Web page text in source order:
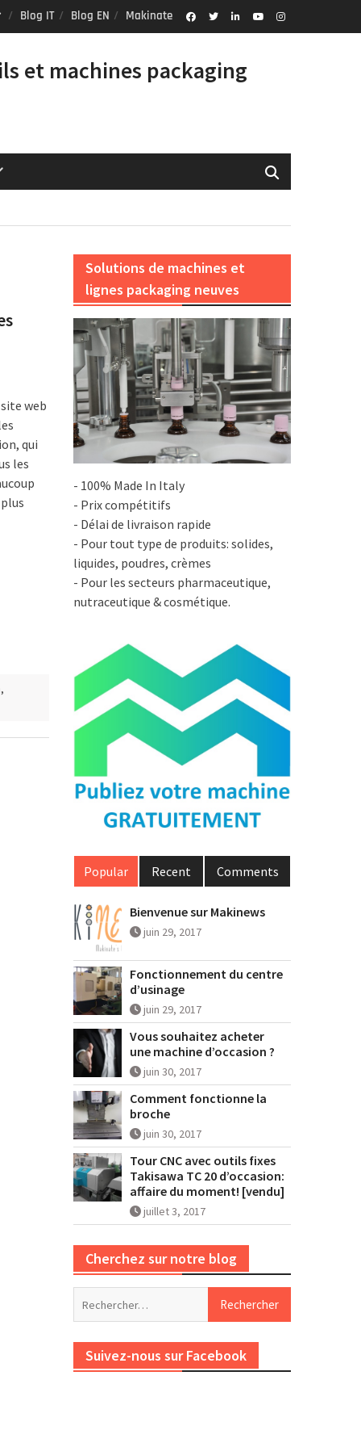
Blog IT Blog EN Makinate
et machines packaging
web
qui
les
,
Solutions de machines et
lignes packaging neuves
- 100% Made In Italy
- Prix compétitifs
- Délai de livraison rapide
- Pour tout type de produits: solides,
liquides, poudres, crèmes
- Pour les secteurs pharmaceutique,
nutraceutique & cosmétique.
Popular Recent Comments
Bienvenue sur Makinews
juin 29, 2017
Fonctionnement du centre
d’usinage
juin 29, 2017
Vous souhaitez acheter
une machine d’occasion ?
juin 30, 2017
Comment fonctionne la
broche
juin 30, 2017
Tour CNC avec outils fixes
Takisawa TC 20 d’occasion:
affaire du moment! [vendu]
juillet 3, 2017
Cherchez sur notre blog
Suivez-nous sur Facebook